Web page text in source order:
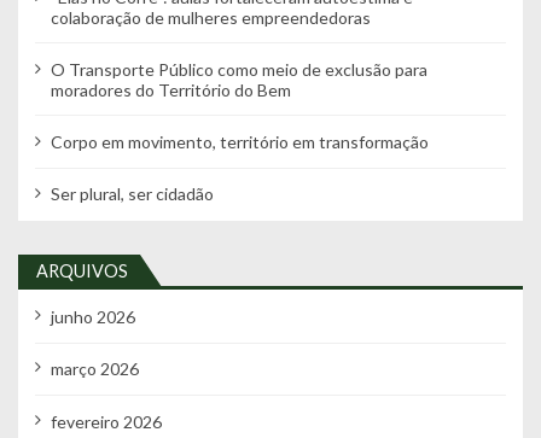
colaboração de mulheres empreendedoras
O Transporte Público como meio de exclusão para
moradores do Território do Bem
Corpo em movimento, território em transformação
Ser plural, ser cidadão
ARQUIVOS
junho 2026
março 2026
fevereiro 2026